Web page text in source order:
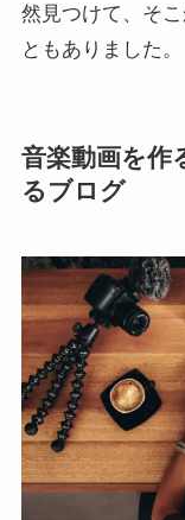
然見つけて、そ
ともありました。
音楽動画を作
るブログ